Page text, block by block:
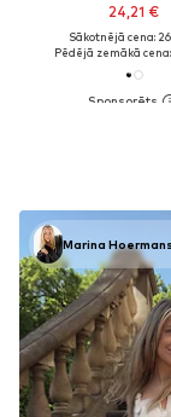
24,21 €
Sākotnējā cena:
Pēdējā zemākā cena:
Marina